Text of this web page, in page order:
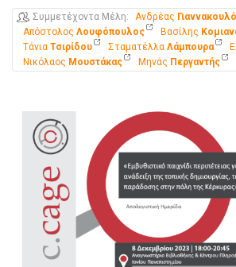
Συμμετέχοντα Μέλη Ανδρέας
Απόστολος Λουφόπουλος Βασίλης
Τάνια Τσιρίδου Σταματέλλα Λάμπουρα
Νικόλαος Μουστάκας Μηνάς Περγαντής